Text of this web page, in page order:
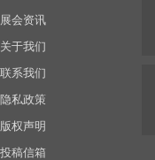
展会资讯
关于我们
联系我们
隐私政策
版权声明
投稿信箱